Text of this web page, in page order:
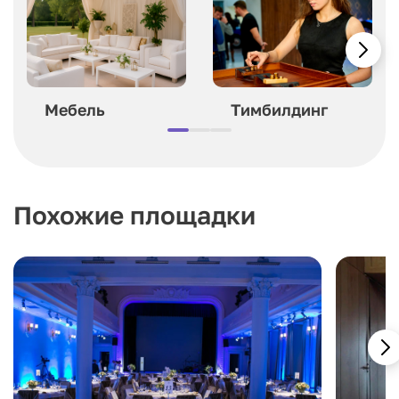
Мебель Тимбилдинг
Похожие площадки